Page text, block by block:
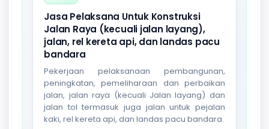
Jasa Pelaksana Untuk Konstruksi
Jalan Raya (kecuali jalan layang),
jalan, rel kereta api, dan landas pacu
bandara
Pekerjaan pelaksanaan pembangunan,
peningkatan, pemeliharaan dan perbaikan
jalan, jalan raya (kecuali Jalan layang) dan
jalan tol termasuk juga jalan untuk pejalan
kaki, rel kereta api, dan landas pacu bandara.